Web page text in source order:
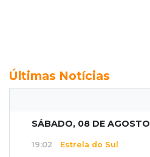
Últimas Notícias
SÁBADO, 08 DE AGOSTO
19:02 Estrela do Sul